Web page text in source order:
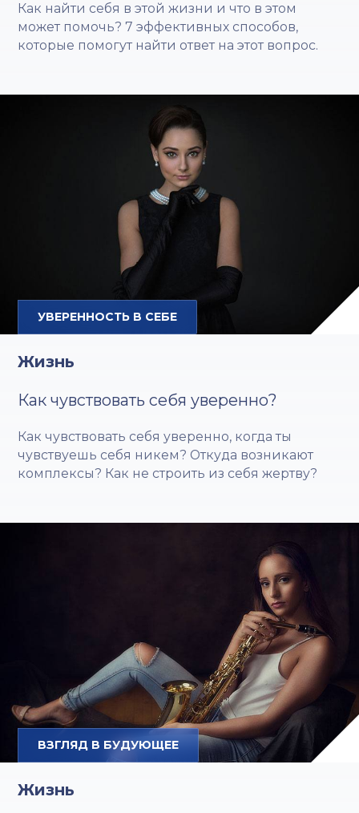
Как найти себя в этой жизни и что в этом
может помочь? 7 эффективных способов,
которые помогут найти ответ на этот вопрос.
УВЕРЕННОСТЬ В СЕБЕ
Жизнь
Как чувствовать себя уверенно?
Как чувствовать себя уверенно, когда ты
чувствуешь себя никем? Откуда возникают
комплексы? Как не строить из себя жертву?
ВЗГЛЯД В БУДУЮЩЕЕ
Жизнь